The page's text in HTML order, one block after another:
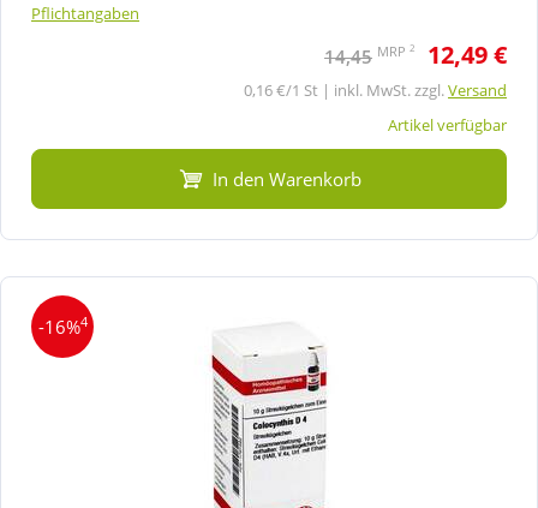
Pflichtangaben
14,45 MRP 2 12,49 €
0,16 €/1 St | inkl. MwSt. zzgl.Versand
Artikel verfügbar
In den Warenkorb
-16%4